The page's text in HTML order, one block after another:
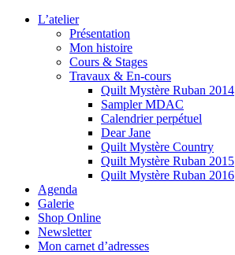
L’atelier
Présentation
Mon histoire
Cours & Stages
Travaux & En-cours
Quilt Mystère Ruban 2014
Sampler MDAC
Calendrier perpétuel
Dear Jane
Quilt Mystère Country
Quilt Mystère Ruban 2015
Quilt Mystère Ruban 2016
Agenda
Galerie
Shop Online
Newsletter
Mon carnet d’adresses